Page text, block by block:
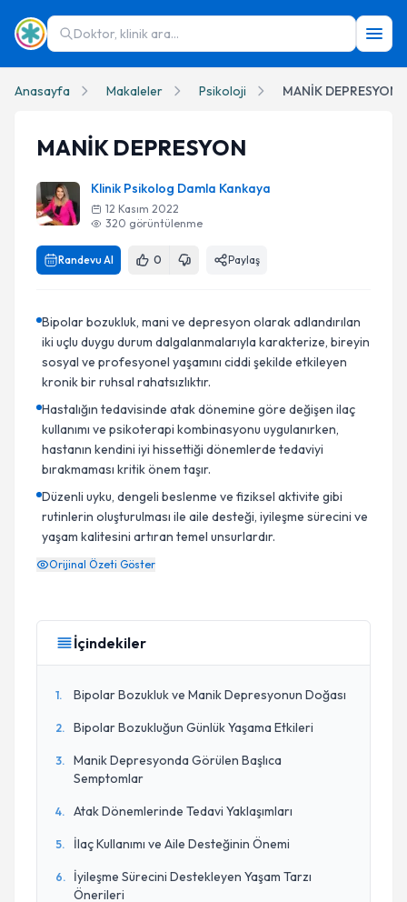
Doktor, klinik ara...
Anasayfa Makaleler Psikoloji MANİK DEPRESYON
MANİK DEPRESYON
Klinik Psikolog Damla Kankaya
12 Kasım 2022
320 görüntülenme
Randevu Al 0 Paylaş
Bipolar bozukluk, mani ve depresyon olarak adlandırılan
iki uçlu duygu durum dalgalanmalarıyla karakterize, bireyin
sosyal ve profesyonel yaşamını ciddi şekilde etkileyen
kronik bir ruhsal rahatsızlıktır.
Hastalığın tedavisinde atak dönemine göre değişen ilaç
kullanımı ve psikoterapi kombinasyonu uygulanırken,
hastanın kendini iyi hissettiği dönemlerde tedaviyi
bırakmaması kritik önem taşır.
Düzenli uyku, dengeli beslenme ve fiziksel aktivite gibi
rutinlerin oluşturulması ile aile desteği, iyileşme sürecini ve
yaşam kalitesini artıran temel unsurlardır.
Orijinal Özeti Göster
İçindekiler
1. Bipolar Bozukluk ve Manik Depresyonun Doğası
2. Bipolar Bozukluğun Günlük Yaşama Etkileri
3.
Manik Depresyonda Görülen Başlıca
Semptomlar
4. Atak Dönemlerinde Tedavi Yaklaşımları
5. İlaç Kullanımı ve Aile Desteğinin Önemi
6.
İyileşme Sürecini Destekleyen Yaşam Tarzı
Önerileri